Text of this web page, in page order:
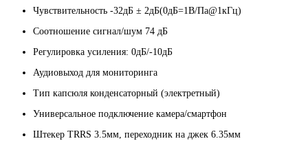
Чувствительность -32дБ ± 2дБ(0дБ=1В/Па@1кГц)
Соотношение сигнал/шум 74 дБ
Регулировка усиления: 0дБ/-10дБ
Аудиовыход для мониторинга
Тип капсюля конденсаторный (электретный)
Универсальное подключение камера/смартфон
Штекер TRRS 3.5мм, переходник на джек 6.35мм